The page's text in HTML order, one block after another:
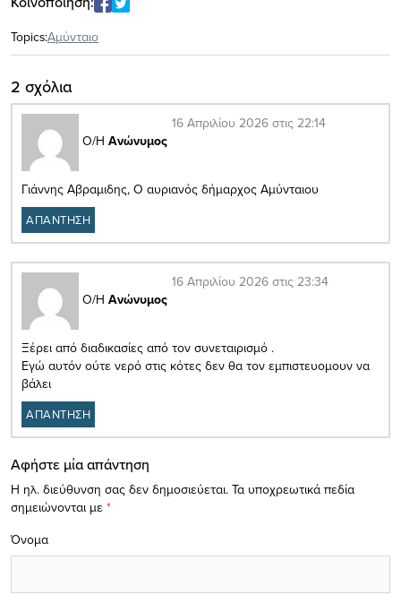
Topics:Αμύνταιο
2 σχόλια
Ο/Η Ανώνυμος
16 Απριλίου 2026 στις 22:14
Γιάννης Αβραμιδης, Ο αυριανός δήμαρχος Αμύνταιου
ΑΠΑΝΤΗΣΗ
Ο/Η Ανώνυμος
16 Απριλίου 2026 στις 23:34
Ξέρει από διαδικασίες από τον συνεταιρισμό .
Εγώ αυτόν ούτε νερό στις κότες δεν θα τον εμπιστευομουν να
βάλει
ΑΠΑΝΤΗΣΗ
Αφήστε μία απάντηση
Η ηλ. διεύθυνση σας δεν δημοσιεύεται. Τα υποχρεωτικά πεδία
σημειώνονται με *
Όνομα